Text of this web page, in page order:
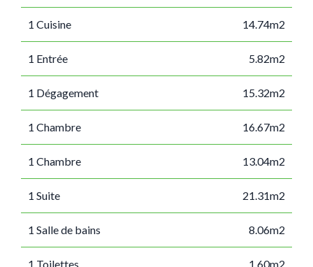
1 Cuisine 14.74m2
1 Entrée 5.82m2
1 Dégagement 15.32m2
1 Chambre 16.67m2
1 Chambre 13.04m2
1 Suite 21.31m2
1 Salle de bains 8.06m2
1 Toilettes 1.60m2